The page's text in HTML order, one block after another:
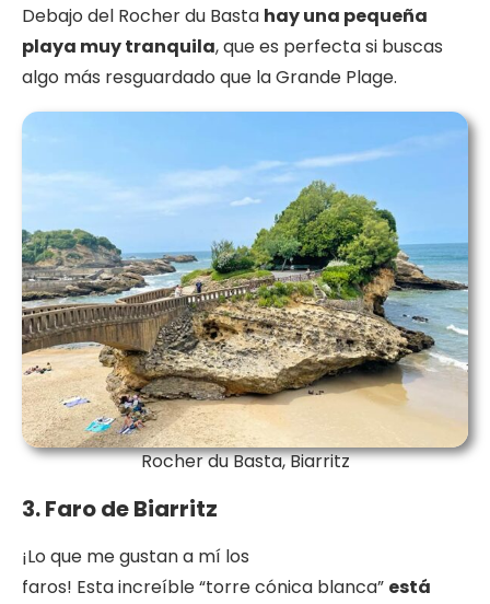
Debajo del Rocher du Basta hay una pequeña
playa muy tranquila, que es perfecta si buscas
algo más resguardado que la Grande Plage.
Rocher du Basta, Biarritz
3. Faro de Biarritz
¡Lo que me gustan a mí los
faros! Esta increíble “torre cónica blanca” está